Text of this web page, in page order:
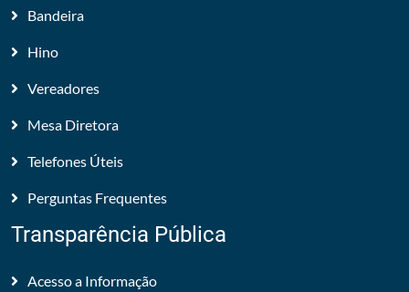
Bandeira
Hino
Vereadores
Mesa Diretora
Telefones Úteis
Perguntas Frequentes
Transparência Pública
Acesso a Informação